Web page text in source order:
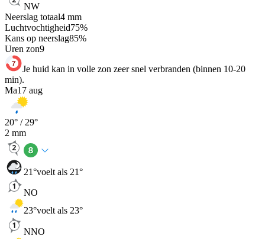
NW
Neerslag totaal4 mm
Luchtvochtigheid75%
Kans op neerslag85%
Uren zon9
Je huid kan in volle zon zeer snel verbranden (binnen 10-20
min).
Ma17 aug
20° / 29°
2 mm
21°voelt als 21°
NO
23°voelt als 23°
NNO